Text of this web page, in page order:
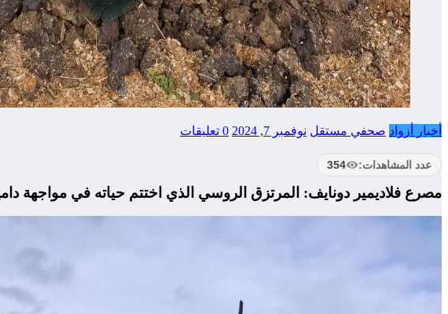
أخبار أزواد صحفي مستقل نوفمبر 7, 2024 0 تعليقات
عدد المشاهدات: 354
مصرع فلاديمير دونايف: المرتزق الروسي الذي اختتم حياته في مواجهة